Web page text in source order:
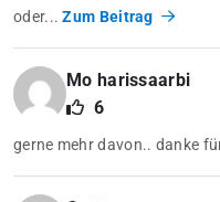
oder...Zum Beitrag
Mo harissaarbi
6
gerne mehr davon.. danke